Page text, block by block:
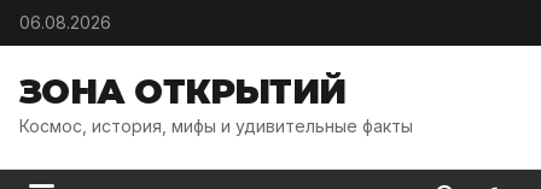
Skip to content
06.08.2026
ЗОНА ОТКРЫТИЙ
Космос, история, мифы и удивительные факты